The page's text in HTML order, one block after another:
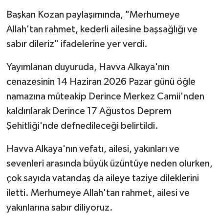
Başkan Kozan paylaşımında, "Merhumeye
Allah'tan rahmet, kederli ailesine başsağlığı ve
sabır dileriz" ifadelerine yer verdi.
Yayımlanan duyuruda, Havva Alkaya'nın
cenazesinin 14 Haziran 2026 Pazar günü öğle
namazına müteakip Derince Merkez Camii'nden
kaldırılarak Derince 17 Ağustos Deprem
Şehitliği'nde defnedileceği belirtildi.
Havva Alkaya'nın vefatı, ailesi, yakınları ve
sevenleri arasında büyük üzüntüye neden olurken,
çok sayıda vatandaş da aileye taziye dileklerini
iletti. Merhumeye Allah'tan rahmet, ailesi ve
yakınlarına sabır diliyoruz.